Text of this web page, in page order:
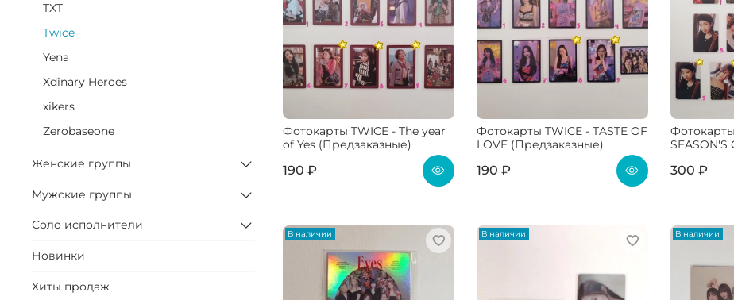
Фотокарты TWICE - The year
of Yes (Предзаказные)
190 ₽
Фотокарты TWICE - TASTE OF
LOVE (Предзаказные)
190 ₽
SEASON'S
300 ₽
В наличии В наличии В наличии
TXT
Twice
Yena
Xdinary Heroes
xikers
Zerobaseone
Женские группы
Мужские группы
Соло исполнители
Новинки
Хиты продаж